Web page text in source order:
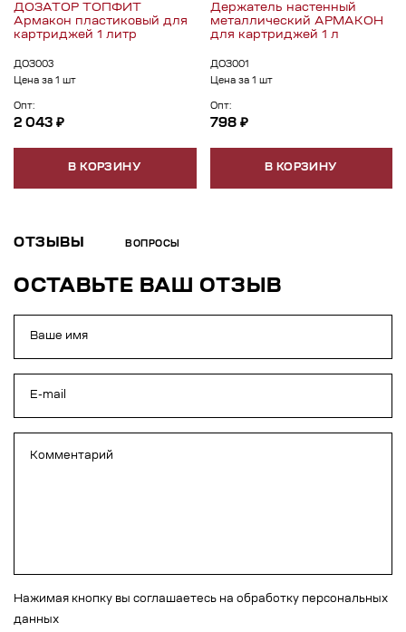
ДОЗАТОР ТОПФИТ
Армакон пластиковый для
картриджей 1 литр
ДОЗ003
Цена за 1 шт
Опт:
2 043 ₽
В КОРЗИНУ
Держатель настенный
металлический АРМАКОН
для картриджей 1 л
ДОЗ001
Цена за 1 шт
Опт:
798 ₽
В КОРЗИНУ
ОТЗЫВЫ ВОПРОСЫ
ОСТАВЬТЕ ВАШ ОТЗЫВ
Нажимая кнопку вы соглашаетесь на обработку персональных
данных